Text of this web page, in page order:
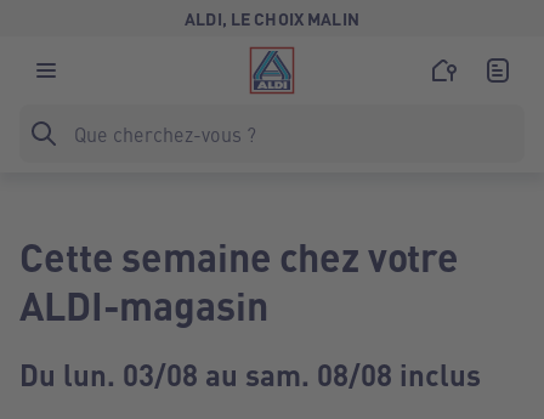
ALDI, LE CHOIX MALIN
Cette semaine chez votre
ALDI-magasin
Du lun. 03/08 au sam. 08/08 inclus